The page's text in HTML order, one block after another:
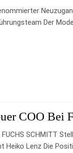
Der
COO Bei
SCHMITT
Heiko Lenz Die